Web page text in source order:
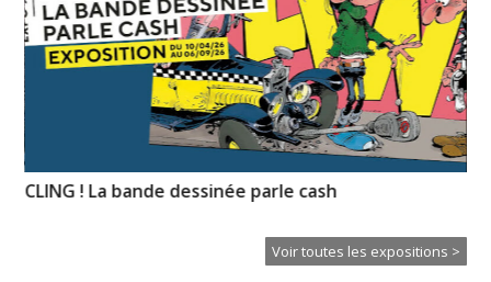
CLING ! La bande dessinée parle cash
Voir toutes les expositions >